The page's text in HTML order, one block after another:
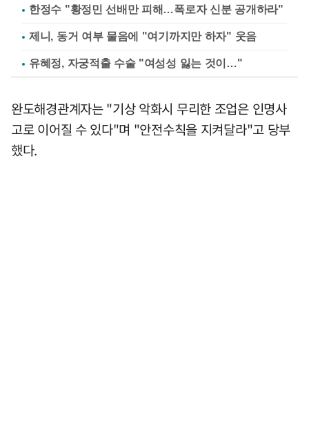
한정수 "황정민 선배만 피해…폭로자 신분 공개하라"
제니, 동거 여부 물음에 "여기까지만 하자" 웃음
유혜정, 자궁적출 수술 "여성성 잃는 것이…"
완도해경관계자는 "기상 악화시 무리한 조업은 인명사
고로 이어질 수 있다"며 "안전수칙을 지켜달라"고 당부
했다.